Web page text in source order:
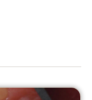
矯正歯科